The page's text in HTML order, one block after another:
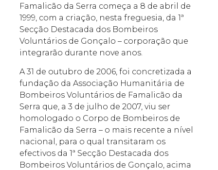
Famalicão da Serra começa a 8 de abril de
1999, com a criação, nesta freguesia, da 1ª
Secção Destacada dos Bombeiros
Voluntários de Gonçalo – corporação que
integrarão durante nove anos.
A 31 de outubro de 2006, foi concretizada a
fundação da Associação Humanitária de
Bombeiros Voluntários de Famalicão da
Serra que, a 3 de julho de 2007, viu ser
homologado o Corpo de Bombeiros de
Famalicão da Serra – o mais recente a nível
nacional, para o qual transitaram os
efectivos da 1ª Secção Destacada dos
Bombeiros Voluntários de Gonçalo, acima